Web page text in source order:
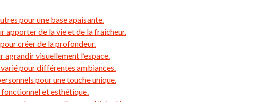
pour une base apaisante.
apporter de la vie et de la fraîcheur.
créer de la profondeur.
visuellement l’espace.
pour différentes ambiances.
pour une touche unique.
et esthétique.